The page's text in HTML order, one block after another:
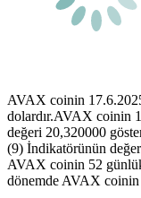
AVAX coinin
dolardır.AVAX coinin
değeri 20,320000
(9) İndikatörünün
AVAX coinin 52
dönemde AVAX coinin